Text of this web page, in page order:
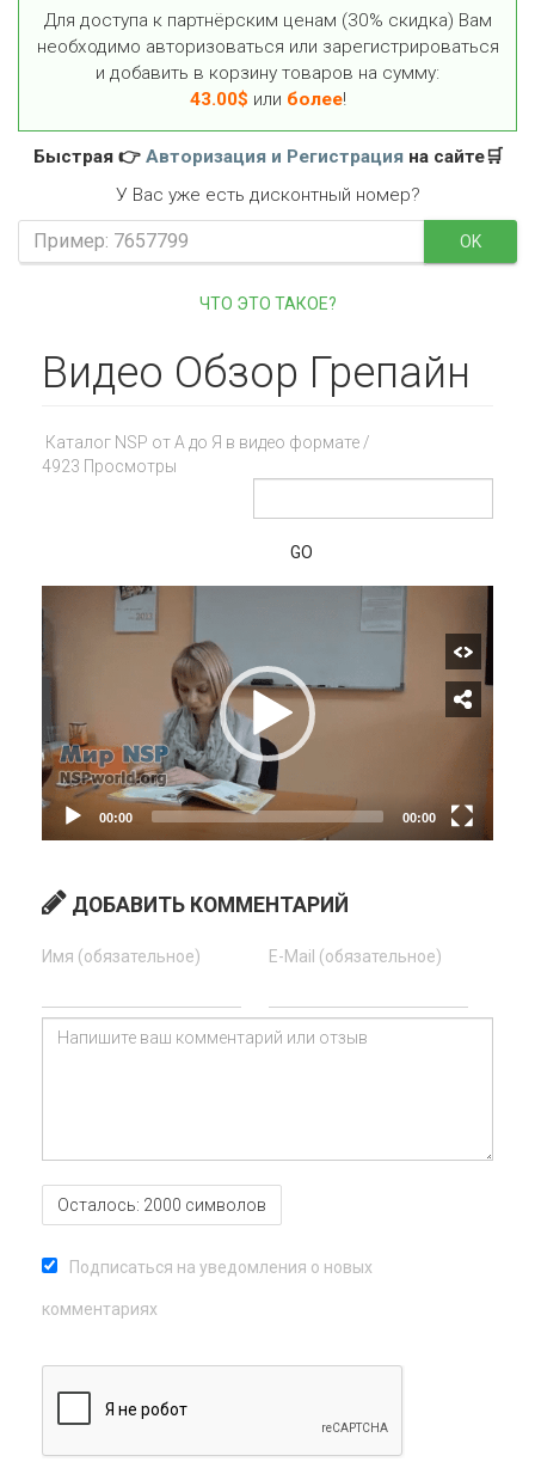
Видео Обзор Грепайн
Каталог NSP от А до Я в видео формате/
4923 Просмотры
GO
ДОБАВИТЬ КОММЕНТАРИЙ
Имя (обязательное) E-Mail (обязательное)
Осталось: 2000 символов
Подписаться на уведомления о новых
комментариях
Для доступа к партнёрским ценам (30% скидка) Вам
необходимо авторизоваться или зарегистрироваться
и добавить в корзину товаров на сумму:
43.00$ или более!
Быстрая 👉 Авторизация и Регистрацияна сайте🛒
У Вас уже есть дисконтный номер?
OK
ЧТО ЭТО ТАКОЕ?